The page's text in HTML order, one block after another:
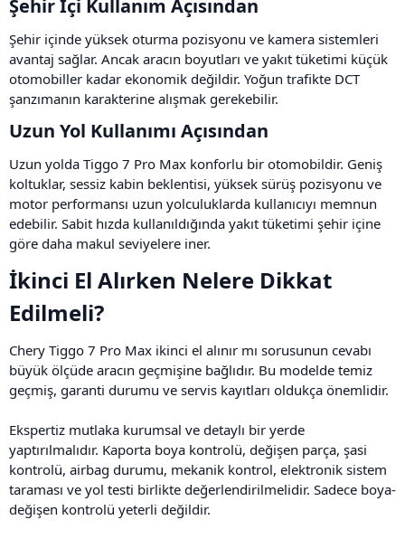
Şehir İçi Kullanım Açısından​
Şehir içinde yüksek oturma pozisyonu ve kamera sistemleri
avantaj sağlar. Ancak aracın boyutları ve yakıt tüketimi küçük
otomobiller kadar ekonomik değildir. Yoğun trafikte DCT
şanzımanın karakterine alışmak gerekebilir.
Uzun Yol Kullanımı Açısından​
Uzun yolda Tiggo 7 Pro Max konforlu bir otomobildir. Geniş
koltuklar, sessiz kabin beklentisi, yüksek sürüş pozisyonu ve
motor performansı uzun yolculuklarda kullanıcıyı memnun
edebilir. Sabit hızda kullanıldığında yakıt tüketimi şehir içine
göre daha makul seviyelere iner.
İkinci El Alırken Nelere Dikkat
Edilmeli?​
Chery Tiggo 7 Pro Max ikinci el alınır mı sorusunun cevabı
büyük ölçüde aracın geçmişine bağlıdır. Bu modelde temiz
geçmiş, garanti durumu ve servis kayıtları oldukça önemlidir.
Ekspertiz mutlaka kurumsal ve detaylı bir yerde
yaptırılmalıdır. Kaporta boya kontrolü, değişen parça, şasi
kontrolü, airbag durumu, mekanik kontrol, elektronik sistem
taraması ve yol testi birlikte değerlendirilmelidir. Sadece boya-
değişen kontrolü yeterli değildir.